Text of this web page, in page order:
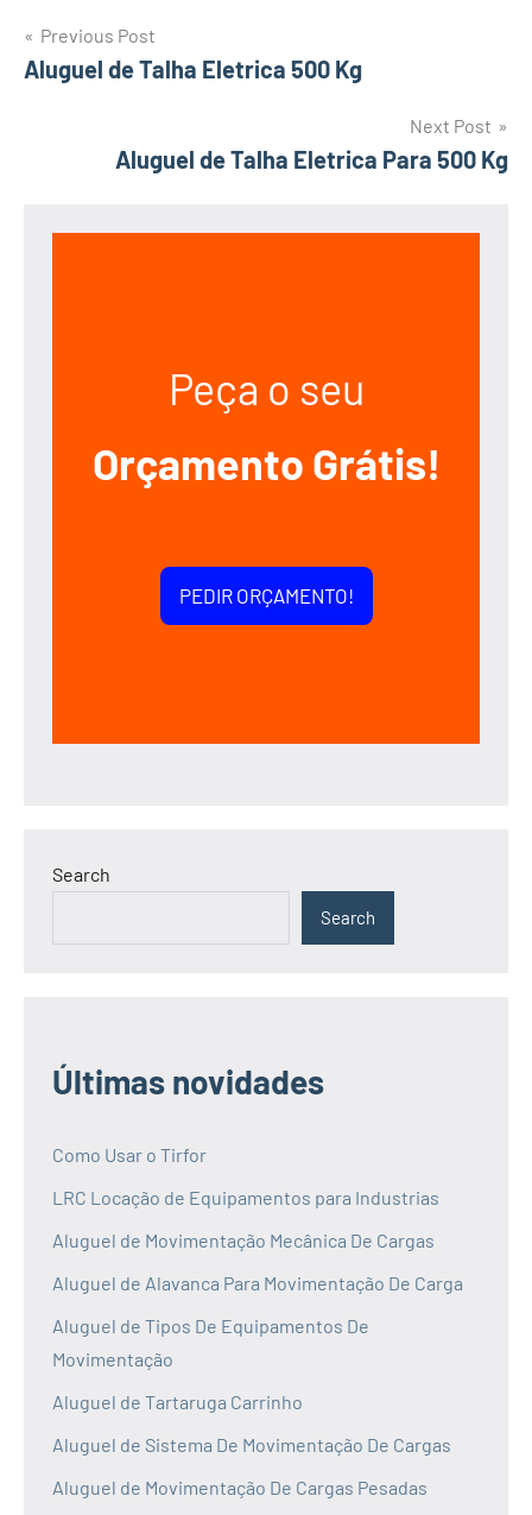
Post
navigation
Previous Post
Aluguel de Talha Eletrica 500 Kg
Next Post
Aluguel de Talha Eletrica Para 500 Kg
Peça o seu
Orçamento Grátis!
PEDIR ORÇAMENTO!
Search
Search
Últimas novidades
Como Usar o Tirfor
LRC Locação de Equipamentos para Industrias
Aluguel de Movimentação Mecânica De Cargas
Aluguel de Alavanca Para Movimentação De Carga
Aluguel de Tipos De Equipamentos De
Movimentação
Aluguel de Tartaruga Carrinho
Aluguel de Sistema De Movimentação De Cargas
Aluguel de Movimentação De Cargas Pesadas